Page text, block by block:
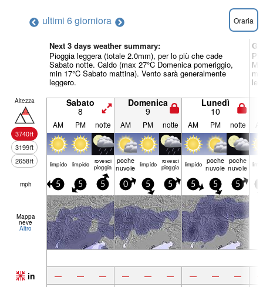
ultimi 6 giorniora Oraria
Next 3 days weather summary:
Pioggia leggera (totale 2.0mm), per lo più che cade
Sabato notte. Caldo (max 27°C Domenica pomeriggio,
min 17°C Sabato mattina). Vento sarà generalmente
leggero.
Altezza
3740ft
3199ft
2658ft
Sabato
8
Domenica
9
Lunedì
10
AM PM notte AM PM notte AM PM notte
limp­ido limp­ido rovesci
pioggia
poche
nuvole limp­ido rovesci
pioggia limp­ido poche
nuvole
poche
nuvole
mph 5 5 5 0 5 5 5 5 5
Mappa
neve
Altro
in — — — — — — — — —